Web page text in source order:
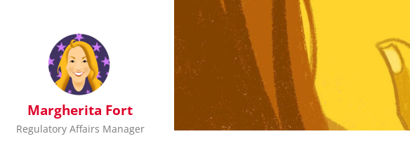
Margherita Fort
Regulatory Affairs Manager